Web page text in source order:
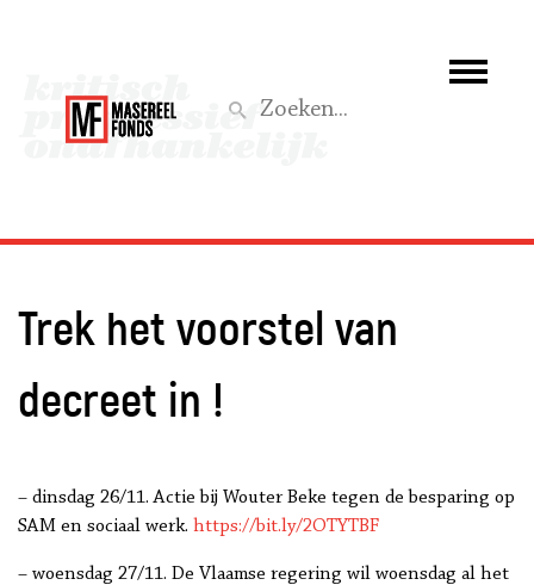
Wat we doen
Steun ons
Trek het voorstel van
decreet in !
– dinsdag 26/11. Actie bij Wouter Beke tegen de besparing op
SAM en sociaal werk. https://bit.ly/2OTYTBF
– woensdag 27/11. De Vlaamse regering wil woensdag al het